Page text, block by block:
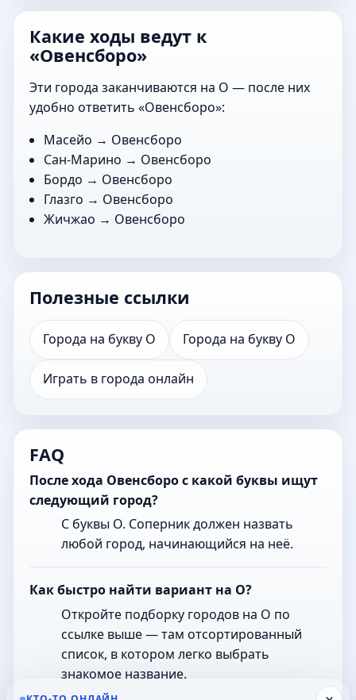
Какие ходы ведут к
«Овенсборо»
Эти города заканчиваются на О — после них
удобно ответить «Овенсборо»:
Масейо → Овенсборо
Сан-Марино → Овенсборо
Бордо → Овенсборо
Глазго → Овенсборо
Жичжао → Овенсборо
Полезные ссылки
Города на букву О Города на букву О
Играть в города онлайн
FAQ
После хода Овенсборо с какой буквы ищут
следующий город?
С буквы О. Соперник должен назвать
любой город, начинающийся на неё.
Как быстро найти вариант на О?
Откройте подборку городов на О по
ссылке выше — там отсортированный
список, в котором легко выбрать
знакомое название.